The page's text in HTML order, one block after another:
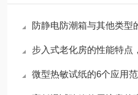
防静电防潮箱与其他类型
步入式老化房的性能特点
微型热敏试纸的6个应用